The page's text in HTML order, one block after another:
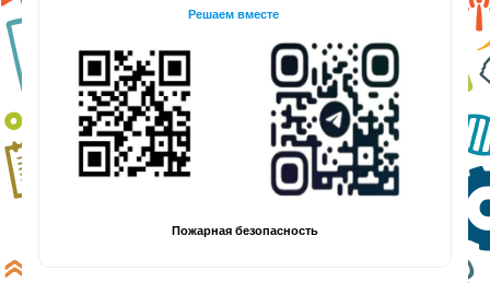
Решаем вместе
Пожарная безопасность